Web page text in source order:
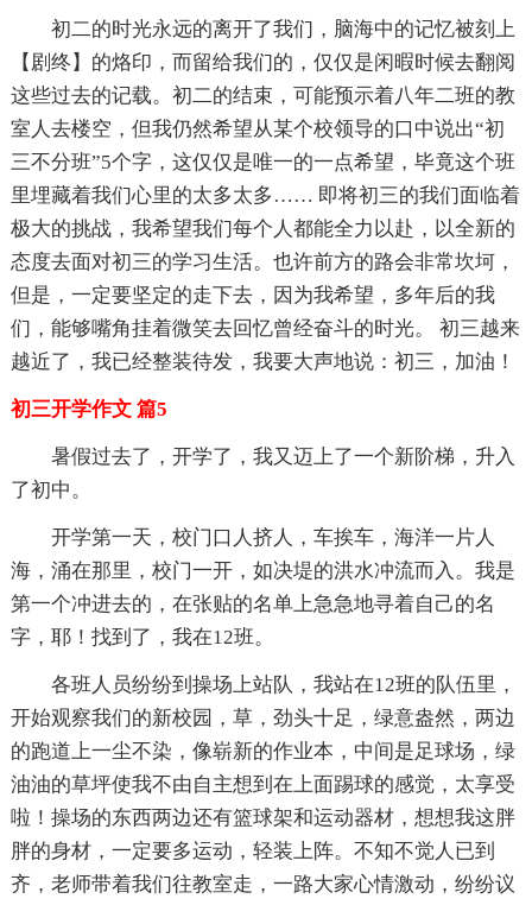
初二的时光永远的离开了我们，脑海中的记忆被刻上
【剧终】的烙印，而留给我们的，仅仅是闲暇时候去翻阅
这些过去的记载。初二的结束，可能预示着八年二班的教
室人去楼空，但我仍然希望从某个校领导的口中说出“初
三不分班”5个字，这仅仅是唯一的一点希望，毕竟这个班
里埋藏着我们心里的太多太多…… 即将初三的我们面临着
极大的挑战，我希望我们每个人都能全力以赴，以全新的
态度去面对初三的学习生活。也许前方的路会非常坎坷，
但是，一定要坚定的走下去，因为我希望，多年后的我
们，能够嘴角挂着微笑去回忆曾经奋斗的时光。 初三越来
越近了，我已经整装待发，我要大声地说：初三，加油！
初三开学作文 篇5
暑假过去了，开学了，我又迈上了一个新阶梯，升入
了初中。
开学第一天，校门口人挤人，车挨车，海洋一片人
海，涌在那里，校门一开，如决堤的洪水冲流而入。我是
第一个冲进去的，在张贴的名单上急急地寻着自己的名
字，耶！找到了，我在12班。
各班人员纷纷到操场上站队，我站在12班的队伍里，
开始观察我们的新校园，草，劲头十足，绿意盎然，两边
的跑道上一尘不染，像崭新的作业本，中间是足球场，绿
油油的草坪使我不由自主想到在上面踢球的感觉，太享受
啦！操场的东西两边还有篮球架和运动器材，想想我这胖
胖的身材，一定要多运动，轻装上阵。不知不觉人已到
齐，老师带着我们往教室走，一路大家心情激动，纷纷议